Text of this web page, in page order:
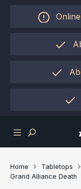
Zum Hauptinhalt
Home Tabletops
Grand Alliance Death